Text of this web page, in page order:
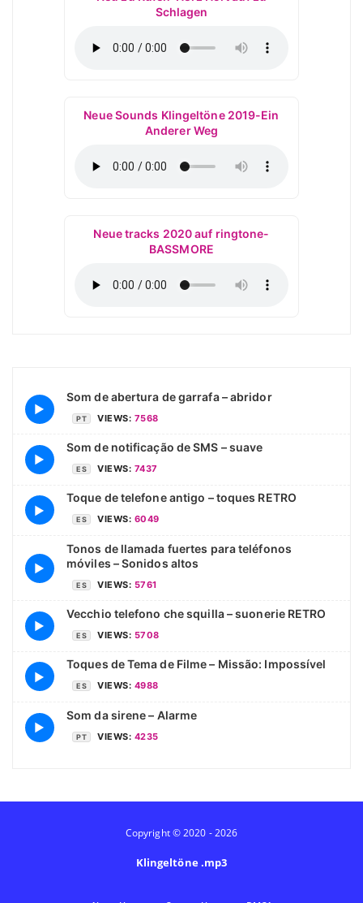
Schlagen
Neue Sounds Klingeltöne 2019-Ein
Anderer Weg
Neue tracks 2020 auf ringtone-
BASSMORE
▶
Som de abertura de garrafa – abridor
PT VIEWS: 7568
▶
Som de notificação de SMS – suave
ES VIEWS: 7437
▶
Toque de telefone antigo – toques RETRO
ES VIEWS: 6049
▶
Tonos de llamada fuertes para teléfonos
móviles – Sonidos altos
ES VIEWS: 5761
▶
Vecchio telefono che squilla – suonerie RETRO
ES VIEWS: 5708
▶
Toques de Tema de Filme – Missão: Impossível
ES VIEWS: 4988
▶
Som da sirene – Alarme
PT VIEWS: 4235
Copyright © 2020 - 2026
Klingeltöne .mp3